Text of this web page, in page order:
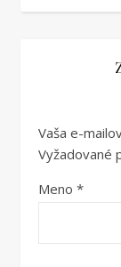
Vaša e-
Vyžadované
Meno *